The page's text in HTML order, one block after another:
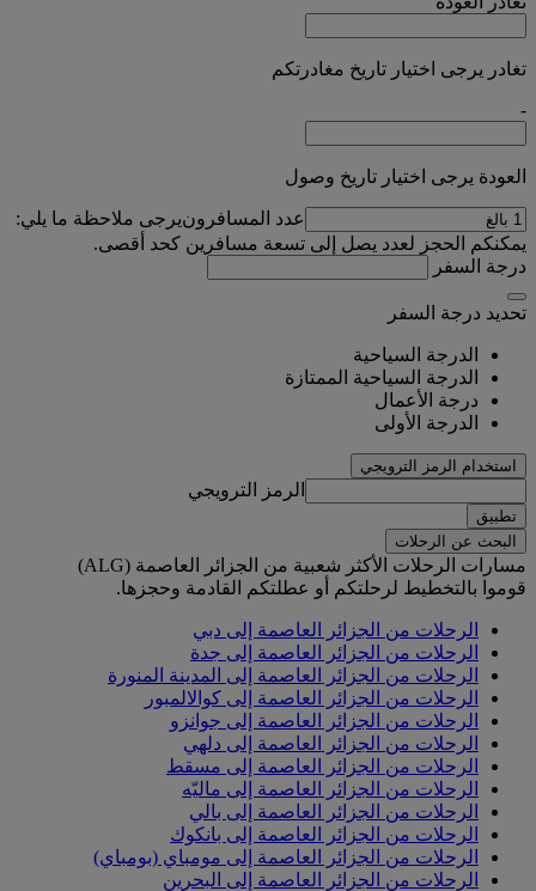
تغادر يرجى اختيار تاريخ مغادرتكم
-
العودة يرجى اختيار تاريخ وصول
عدد المسافرونيرجى ملاحظة ما يلي:
يمكنكم الحجز لعدد يصل إلى تسعة مسافرين كحد أقصى.
درجة السفر
تحديد درجة السفر
الدرجة السياحية
الدرجة السياحية الممتازة
درجة الأعمال
الدرجة الأولى
استخدام الرمز الترويجي
الرمز الترويجي
تطبيق
البحث عن الرحلات
مسارات الرحلات الأكثر شعبية من الجزائر العاصمة (ALG)
قوموا بالتخطيط لرحلتكم أو عطلتكم القادمة وحجزها.
الرحلات من الجزائر العاصمة إلى دبي
الرحلات من الجزائر العاصمة إلى جدة
الرحلات من الجزائر العاصمة إلى المدينة المنورة
الرحلات من الجزائر العاصمة إلى كوالالمبور
الرحلات من الجزائر العاصمة إلى جوانزو
الرحلات من الجزائر العاصمة إلى دلهي
الرحلات من الجزائر العاصمة إلى مسقط
الرحلات من الجزائر العاصمة إلى ماليّه
الرحلات من الجزائر العاصمة إلى بالي
الرحلات من الجزائر العاصمة إلى بانكوك
الرحلات من الجزائر العاصمة إلى مومباي (بومباي)
الرحلات من الجزائر العاصمة إلى البحرين